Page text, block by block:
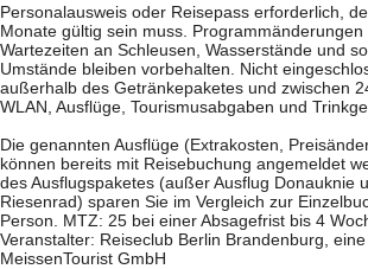
Personalausweis oder Reisepass erforderlich,
Monate gültig sein muss.
Wartezeiten an Schleusen, Wasserstände und
Umstände bleiben vorbehalten. Nicht
außerhalb des Getränkepaketes und zwischen
WLAN, Ausflüge, Tourismusabgaben und
Die genannten Ausflüge (Extrakosten,
können bereits mit Reisebuchung angemeldet
des Ausflugspaketes (außer Ausflug Donauknie
Riesenrad) sparen Sie im Vergleich zur
Person. MTZ: 25 bei einer Absagefrist bis 4
Veranstalter: Reiseclub Berlin Brandenburg,
MeissenTourist GmbH